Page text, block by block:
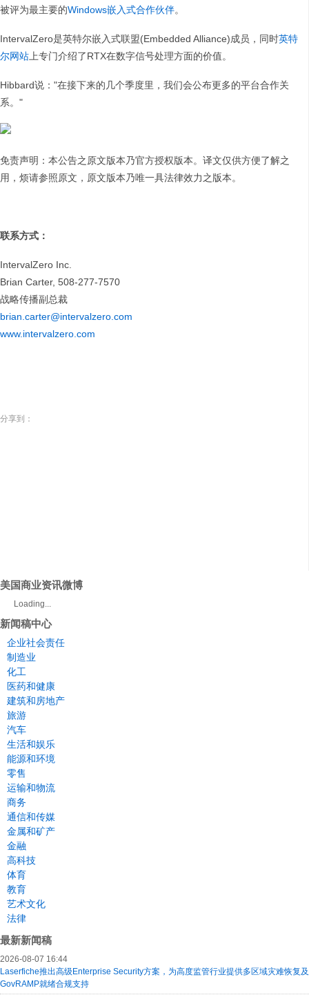
被评为最主要的Windows嵌入式合作伙伴。
IntervalZero是英特尔嵌入式联盟(Embedded Alliance)成员，同时英特
尔网站上专门介绍了RTX在数字信号处理方面的价值。
Hibbard说："在接下来的几个季度里，我们会公布更多的平台合作关
系。"
免责声明：本公告之原文版本乃官方授权版本。译文仅供方便了解之
用，烦请参照原文，原文版本乃唯一具法律效力之版本。
联系方式：
IntervalZero Inc.
Brian Carter, 508-277-7570
战略传播副总裁
brian.carter@intervalzero.com
www.intervalzero.com
分享到：
美国商业资讯微博
Loading...
新闻稿中心
企业社会责任
制造业
化工
医药和健康
建筑和房地产
旅游
汽车
生活和娱乐
能源和环境
零售
运输和物流
商务
通信和传媒
金属和矿产
金融
高科技
体育
教育
艺术文化
法律
最新新闻稿
2026-08-07 16:44
Laserfiche推出高级Enterprise Security方案，为高度监管行业提供多区域灾难恢复及
GovRAMP就绪合规支持